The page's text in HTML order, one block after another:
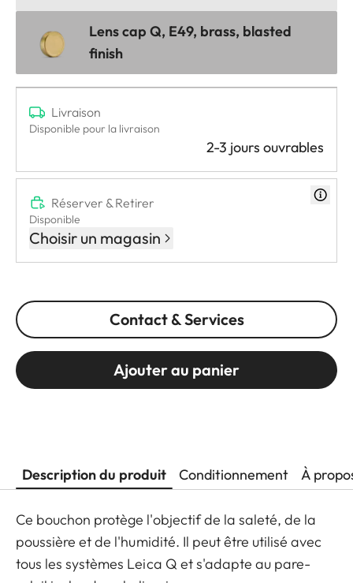
Lens cap Q, E49, brass, blasted
finish
Livraison
Disponible pour la livraison
2-3 jours ouvrables
Réserver & Retirer
Disponible
Choisir un magasin
Contact & Services
Ajouter au panier
Description du produit Conditionnement À
Ce bouchon protège l'objectif de la saleté, de la
poussière et de l'humidité. Il peut être utilisé avec
tous les systèmes Leica Q et s'adapte au pare-